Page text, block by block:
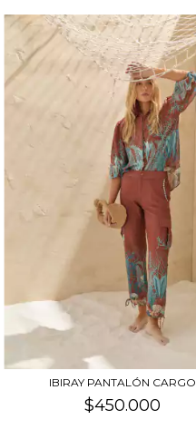
IBIRAY PANTALÓN CARGO
$450.000